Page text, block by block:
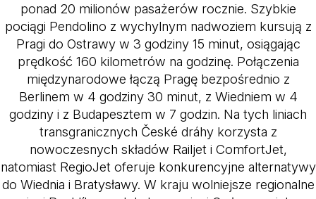
ponad 20 milionów pasażerów rocznie. Szybkie
pociągi Pendolino z wychylnym nadwoziem kursują z
Pragi do Ostrawy w 3 godziny 15 minut, osiągając
prędkość 160 kilometrów na godzinę. Połączenia
międzynarodowe łączą Pragę bezpośrednio z
Berlinem w 4 godziny 30 minut, z Wiedniem w 4
godziny i z Budapesztem w 7 godzin. Na tych liniach
transgranicznych České dráhy korzysta z
nowoczesnych składów Railjet i ComfortJet,
natomiast RegioJet oferuje konkurencyjne alternatywy
do Wiednia i Bratysławy. W kraju wolniejsze regionalne